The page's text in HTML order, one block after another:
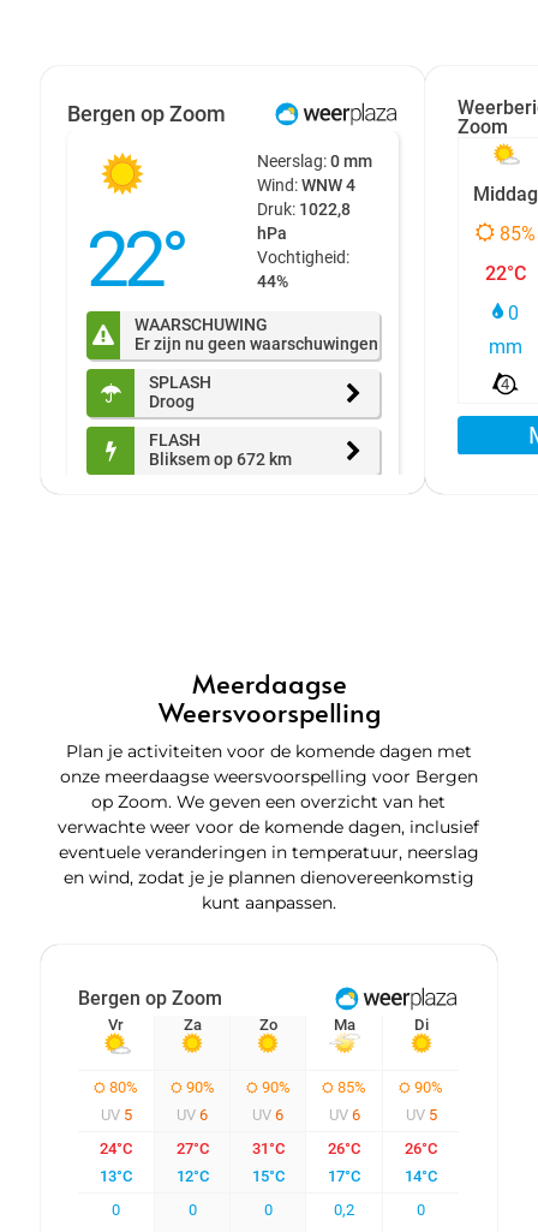
Meerdaagse
Weersvoorspelling
Plan je activiteiten voor de komende dagen met
onze meerdaagse weersvoorspelling voor Bergen
op Zoom. We geven een overzicht van het
verwachte weer voor de komende dagen, inclusief
eventuele veranderingen in temperatuur, neerslag
en wind, zodat je je plannen dienovereenkomstig
kunt aanpassen.